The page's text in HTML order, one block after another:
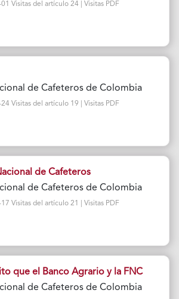
Visitas del artículo 24 | Visitas PDF
de Cafeteros de Colombia
Visitas del artículo 19 | Visitas PDF
de Cafeteros
de Cafeteros de Colombia
Visitas del artículo 21 | Visitas PDF
que el Banco Agrario y la FNC
de Cafeteros de Colombia